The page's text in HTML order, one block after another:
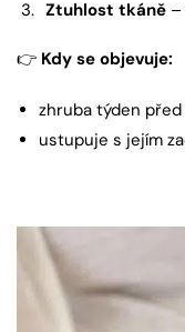
Ztuhlost tkáně
👉 Kdy se objevuje:
zhruba týden
ustupuje s jejím